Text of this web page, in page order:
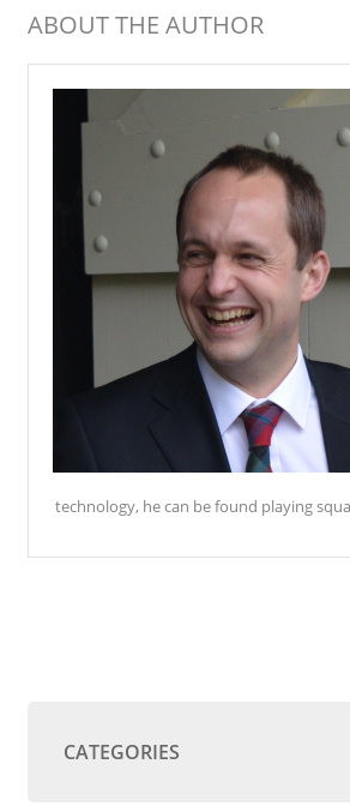
ABOUT THE AUTHOR
technology, he can be found playing
CATEGORIES